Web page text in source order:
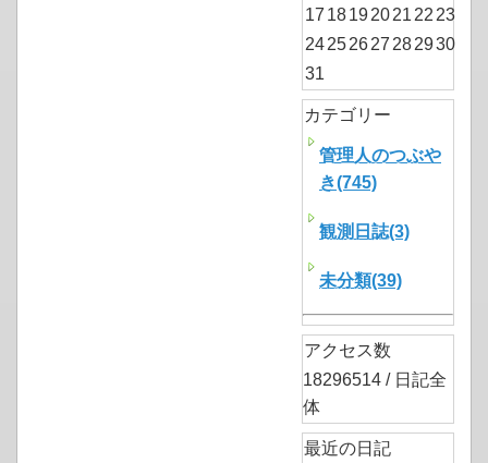
17 18192021 22 23
24252627 282930
31
カテゴリー
管理人のつぶや
き(745)
観測日誌(3)
未分類(39)
アクセス数
18296514 / 日記全
体
最近の日記